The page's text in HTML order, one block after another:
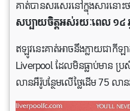
គាត់បានសរសេរនៅក្នុងសារនោះ
សប្បាយចិត្តអស់រយៈពេល ១៤ ឆ្
ឥឡូវនេះគាត់អាចនឹងក្លាយជាកីឡ
Liverpool ដែលមិនធ្លាប់មាន ប្
លានអឺរ៉ូបន្ថែមលើថ្លៃដើម 75 លា